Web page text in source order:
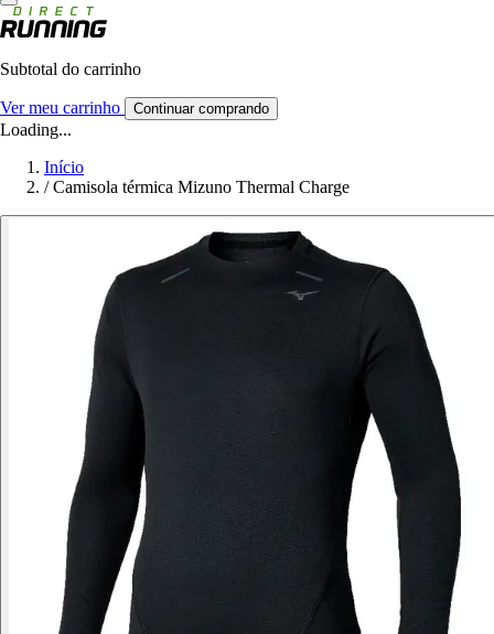
Subtotal do carrinho
Ver meu carrinho Continuar comprando
Loading...
Início
/ Camisola térmica Mizuno Thermal Charge